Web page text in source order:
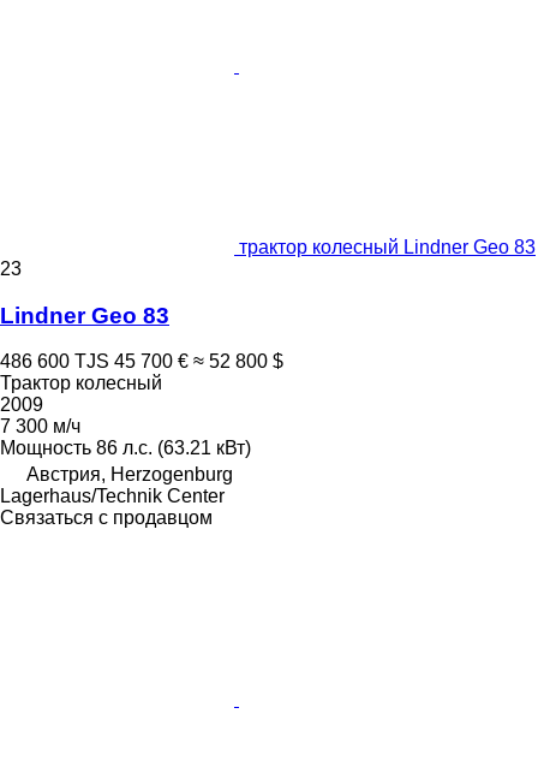
трактор колесный Lindner Geo 83
23
Lindner Geo 83
486 600 TJS 45 700 € ≈ 52 800 $
Трактор колесный
2009
7 300 м/ч
Мощность 86 л.с. (63.21 кВт)
Австрия, Herzogenburg
Lagerhaus/Technik Center
Связаться с продавцом